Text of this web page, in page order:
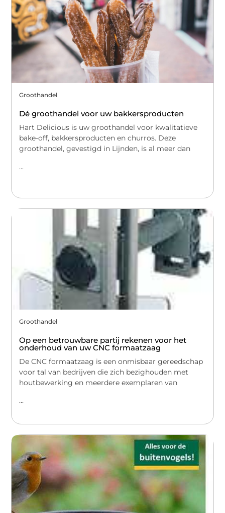
Groothandel
Dé groothandel voor uw bakkersproducten
Hart Delicious is uw groothandel voor kwalitatieve
bake-off, bakkersproducten en churros. Deze
groothandel, gevestigd in Lijnden, is al meer dan
...
Groothandel
Op een betrouwbare partij rekenen voor het
onderhoud van uw CNC formaatzaag
De CNC formaatzaag is een onmisbaar gereedschap
voor tal van bedrijven die zich bezighouden met
houtbewerking en meerdere exemplaren van
...